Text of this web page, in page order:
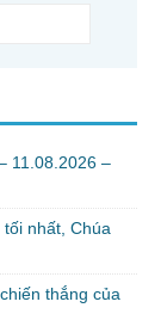
11.08.2026 –
nhất, Chúa
thắng của